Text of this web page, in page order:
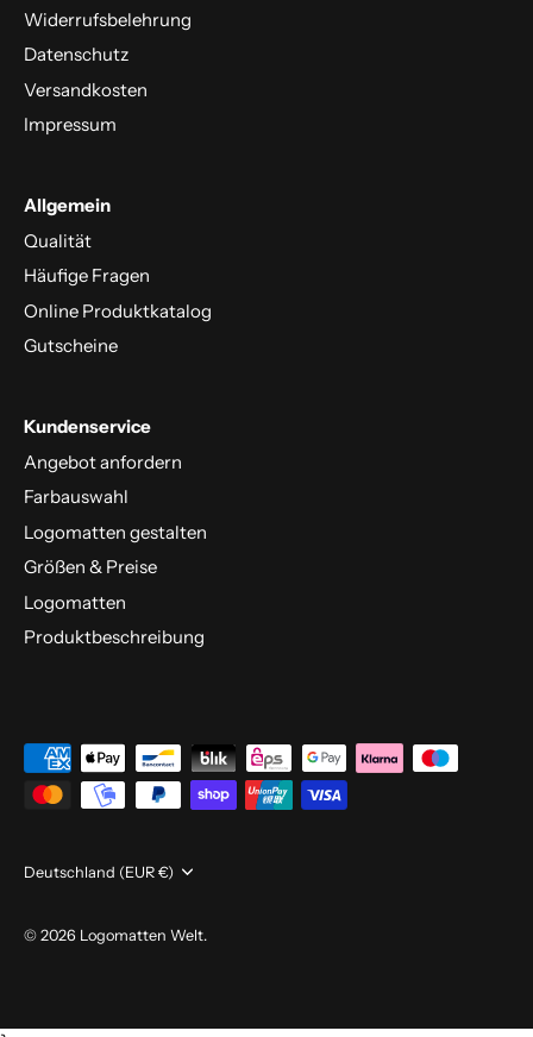
Widerrufsbelehrung
Datenschutz
Versandkosten
Impressum
Allgemein
Qualität
Häufige Fragen
Online Produktkatalog
Gutscheine
Kundenservice
Angebot anfordern
Farbauswahl
Logomatten gestalten
Größen & Preise
Logomatten
Produktbeschreibung
Währung
Deutschland (EUR €)
© 2026 Logomatten Welt.